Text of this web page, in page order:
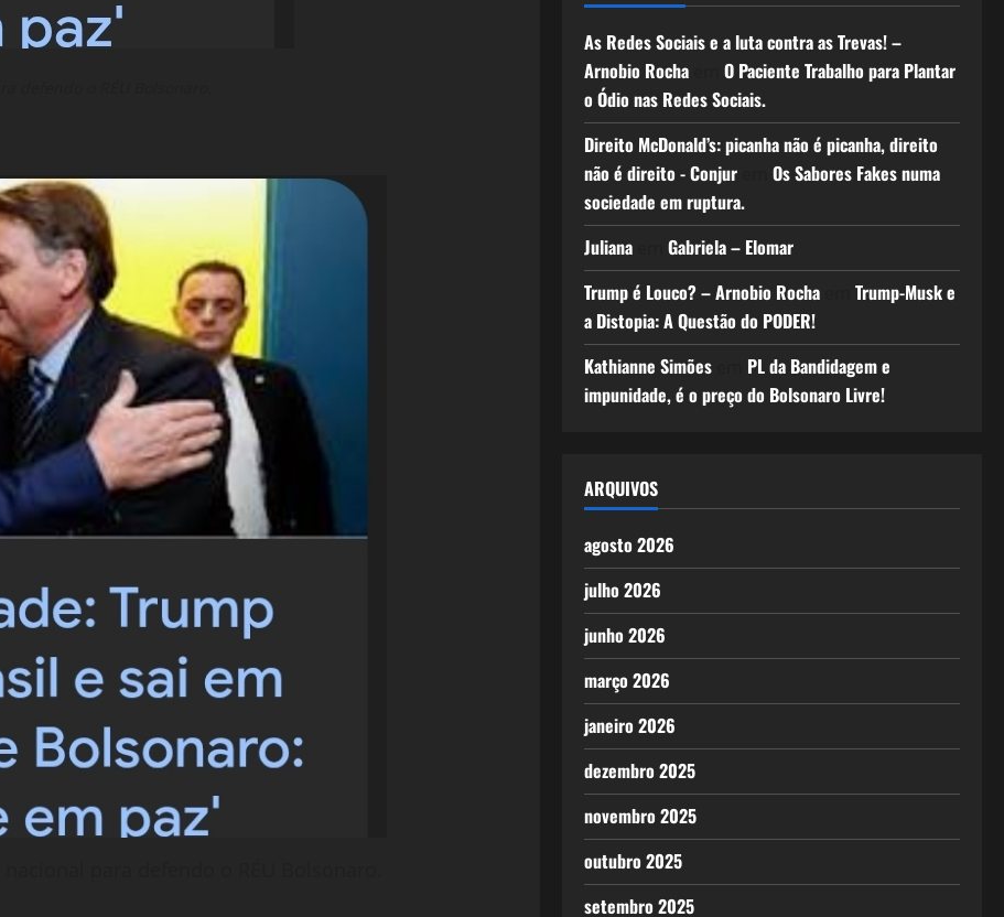
As Redes Sociais e a luta contra as Trevas! –
Arnobio Rochaem O Paciente Trabalho para Plantar
o Ódio nas Redes Sociais.
Direito McDonald’s: picanha não é picanha, direito
não é direito - Conjurem Os Sabores Fakes numa
sociedade em ruptura.
Julianaem Gabriela – Elomar
Trump é Louco? – Arnobio Rochaem Trump-Musk e
a Distopia: A Questão do PODER!
Kathianne Simõesem PL da Bandidagem e
impunidade, é o preço do Bolsonaro Livre!
ARQUIVOS
agosto 2026
julho 2026
junho 2026
março 2026
janeiro 2026
dezembro 2025
novembro 2025
outubro 2025
setembro 2025